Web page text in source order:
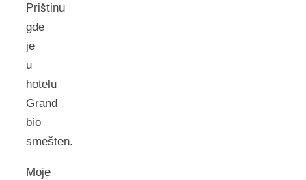
Prištinu
gde
je
u
hotelu
Grand
bio
smešten.
Moje